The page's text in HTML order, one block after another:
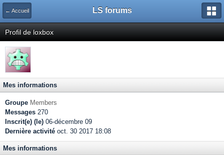
← Accueil LS forums
Profil de loxbox
Mes informations
Groupe Members
Messages 270
Inscrit(e) (le) 06-décembre 09
Dernière activité oct. 30 2017 18:08
Mes informations